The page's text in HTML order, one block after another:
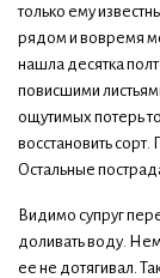
только ему
рядом и вовремя
нашла десятка
повисшими
ощутимых потерь
восстановить сорт.
Остальные
Видимо супруг
доливать воду.
ее не дотягивал.